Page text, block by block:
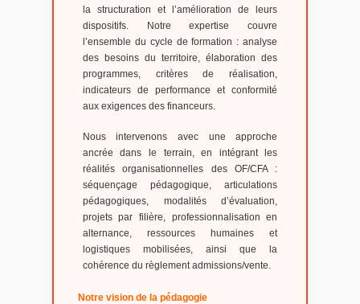
la structuration et l’amélioration de leurs
dispositifs. Notre expertise couvre
l’ensemble du cycle de formation : analyse
des besoins du territoire, élaboration des
programmes, critères de réalisation,
indicateurs de performance et conformité
aux exigences des financeurs.
Nous intervenons avec une approche
ancrée dans le terrain, en intégrant les
réalités organisationnelles des OF/CFA :
séquençage pédagogique, articulations
pédagogiques, modalités d’évaluation,
projets par filière, professionnalisation en
alternance, ressources humaines et
logistiques mobilisées, ainsi que la
cohérence du règlement admissions/vente.
Notre vision de la pédagogie